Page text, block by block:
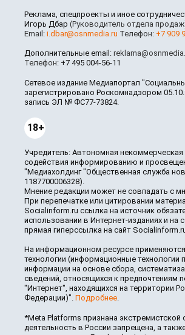
Реклама, спецпроекты и иное
Игорь Дбар (Руководитель отдела
Email: i.dbar@osnmedia.ru Телефон: +7 909
Дополнительные email:
Телефон: +7 495 004-56-11
Сетевое издание Медиапортал
зарегистрировано Роскомнадзором
запись ЭЛ № ФС77-73824.
18+
Учредитель: Автономная некоммерческая
содействия информированию и
"Медиахолдинг "Общественная служба
1187700006328).
Мнение редакции может не совпадать с
При перепечатке или цитировании
Socialinform.ru ссылка на источник
использовании в Интернет-изданиях и на
прямая гиперссылка на сайт
На информационном ресурсе
технологии (информационные технологии
информации на основе сбора,
сведений, относящихся к предпочтениям
"Интернет", находящихся на территории
Федерации)". Подробнее.
*Meta Platforms признана экстремистской
деятельность в России запрещена, а